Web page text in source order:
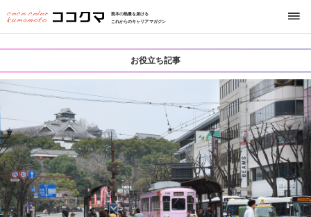
熊本の熱量を届ける
これからのキャリアマガジン
お役立ち記事